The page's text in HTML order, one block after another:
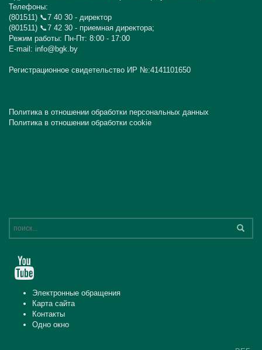
Телефоны:
(801511) 📞7 40 30 - директор
(801511) 📞7 42 30 - приемная директора;
Режим работы: Пн-Пт: 8:00 - 17:00
E-mail: info@bgk.by
Регистрационное свидетельство ИР №:4141101650
Политика в отношении обработки персональных данных
Политика в отношении обработки cookie
Электронные обращения
Карта сайта
Контакты
Одно окно